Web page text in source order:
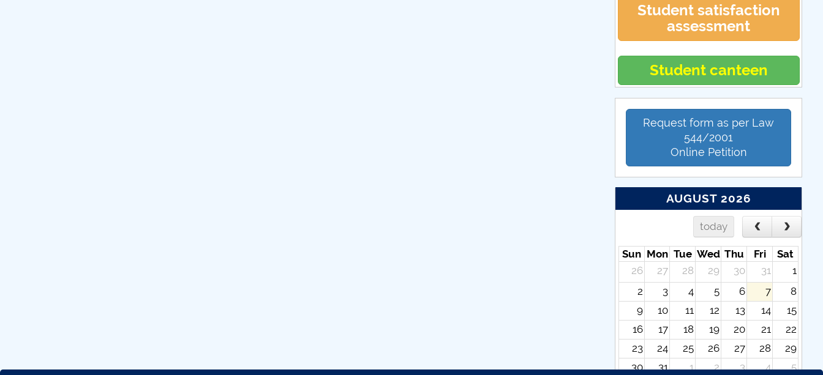
Student satisfaction
assessment
Student canteen
Request form as per Law
544/2001
Online Petition
AUGUST 2026
today
Sun Mon Tue Wed Thu Fri
Sat
26
27 28 29 30 31
1
2
3 4 5 6 7
8
9
10 11 12 13 14
15
16
17 18 19 20 21
22
23
24 25 26 27 28
29
30
31 1 2 3 4
5